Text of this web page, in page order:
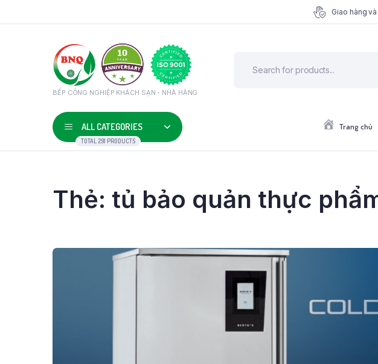
Giao hàng
BẾP CÔNG NGHIỆP KHÁCH SẠN - NHÀ HÀNG
ALL CATEGORIES
TOTAL 291 PRODUCTS
Trang chủ
Thẻ: tủ bảo quản thực